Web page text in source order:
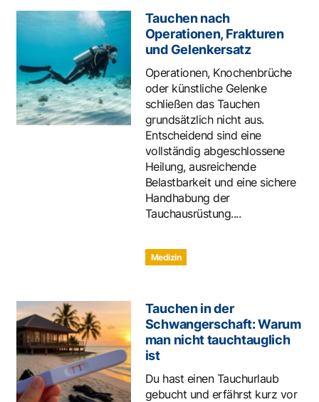
Tauchen nach
Operationen, Frakturen
und Gelenkersatz
Operationen, Knochenbrüche
oder künstliche Gelenke
schließen das Tauchen
grundsätzlich nicht aus.
Entscheidend sind eine
vollständig abgeschlossene
Heilung, ausreichende
Belastbarkeit und eine sichere
Handhabung der
Tauchausrüstung....
Medizin
Tauchen in der
Schwangerschaft: Warum
man nicht tauchtauglich
ist
Du hast einen Tauchurlaub
gebucht und erfährst kurz vor